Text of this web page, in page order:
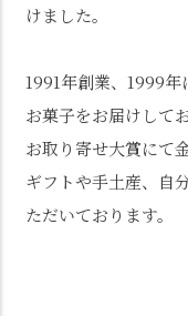
けました。
1991年創業、1999
お菓子をお届けして
お取り寄せ大賞にて
ギフトや手土産、自
ただいております。